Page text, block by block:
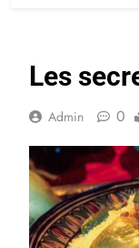
Les
Admin 0